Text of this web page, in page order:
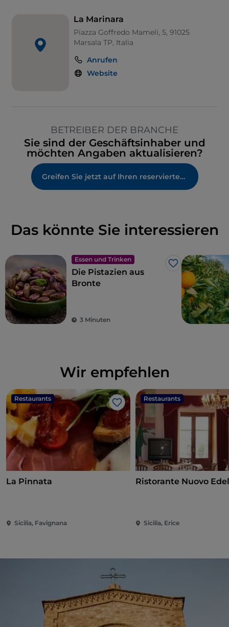
La Marinara
Piazza Goffredo Mameli, 5, 91025
Marsala TP, Italia
Anrufen
Website
BETREIBER DER BRANCHE
Sie sind der Geschäftsinhaber und
möchten Angaben aktualisieren?
Greifen Sie jetzt auf Ihren reservierten Bereich zu
Das könnte Sie interessieren
Essen und Trinken
Like
Die Pistazien aus
Bronte
3 Minuten
Wir empfehlen
Restaurants
Like
La Pinnata
Sicilia, Favignana
Restaurants
Ristorante Nuovo
Sicilia, Erice